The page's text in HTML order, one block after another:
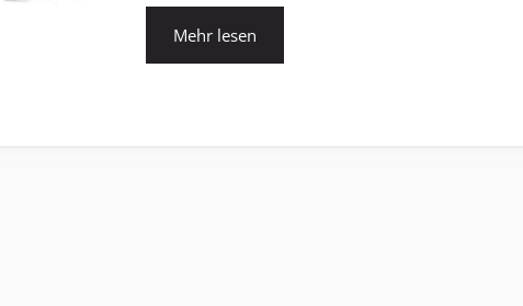
Mehr lesen